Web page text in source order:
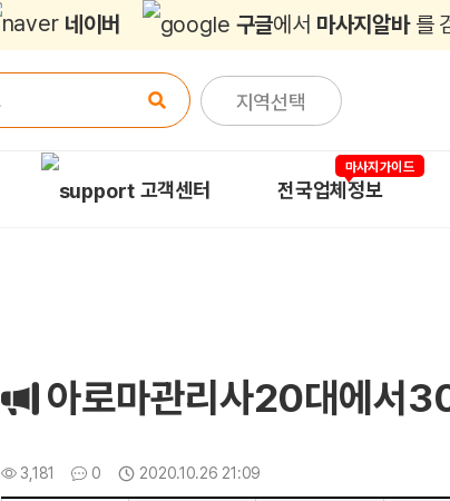
네이버 구글에서 마사지알바 를
지역선택
고객센터 전국업체정보
마사지가이드
아로마관리사20대에서
3,181 조회 0댓글 2020.10.26 21:09
업데이트일